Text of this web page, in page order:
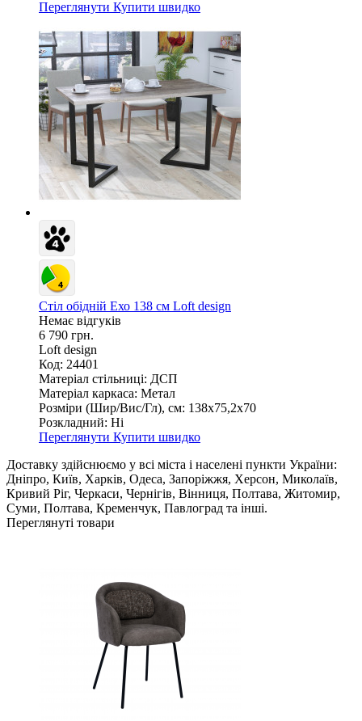
Переглянути Купити швидко
Стіл обідній Ехо 138 см Loft design
Немає відгуків
6 790 грн.
Loft design
Код: 24401
Матеріал стільниці: ДСП
Матеріал каркаса: Метал
Розміри (Шир/Вис/Гл), см: 138х75,2х70
Розкладний: Ні
Переглянути Купити швидко
Доставку здійснюємо у всі міста і населені пункти України:
Дніпро, Київ, Харків, Одеса, Запоріжжя, Херсон, Миколаїв,
Кривий Ріг, Черкаси, Чернігів, Вінниця, Полтава, Житомир,
Суми, Полтава, Кременчук, Павлоград та інші.
Переглянуті товари